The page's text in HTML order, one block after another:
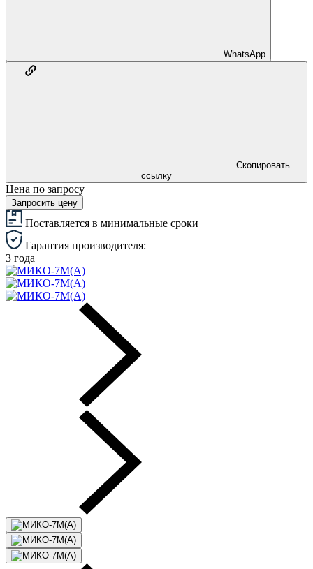
WhatsApp
Скопировать
ссылку
Цена по запросу
Запросить цену
Поставляется в минимальные сроки
Гарантия производителя:
3 года